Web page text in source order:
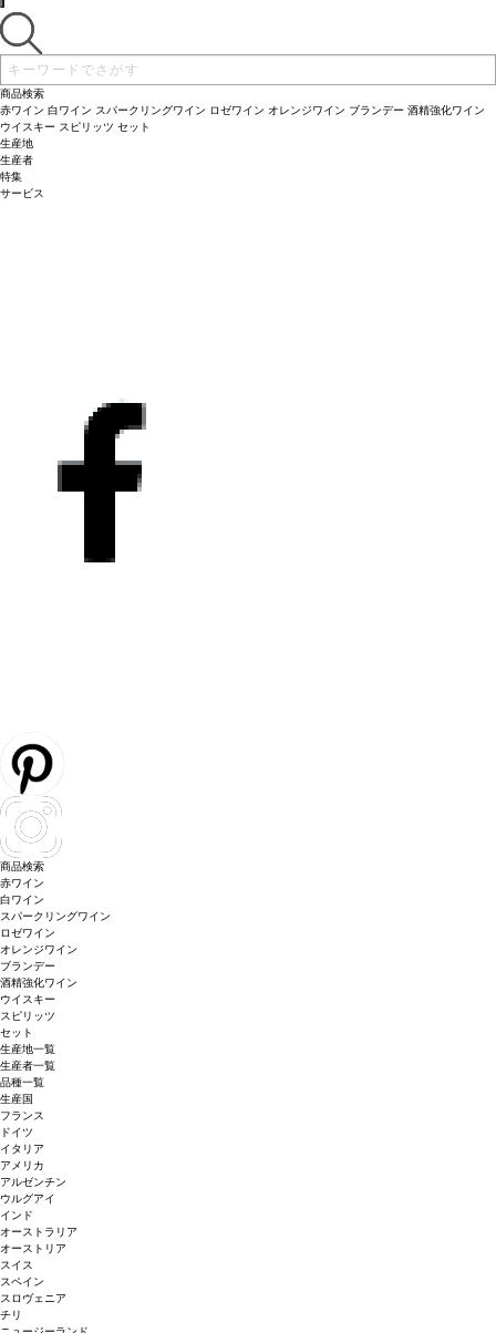
商品検索
赤ワイン 白ワイン スパークリングワイン ロゼワイン オレンジワイン ブランデー 酒精強化ワイン
ウイスキー スピリッツ セット
生産地
生産者
特集
サービス
商品検索
赤ワイン
白ワイン
スパークリングワイン
ロゼワイン
オレンジワイン
ブランデー
酒精強化ワイン
ウイスキー
スピリッツ
セット
生産地一覧
生産者一覧
品種一覧
生産国
フランス
ドイツ
イタリア
アメリカ
アルゼンチン
ウルグアイ
インド
オーストラリア
オーストリア
スイス
スペイン
スロヴェニア
チリ